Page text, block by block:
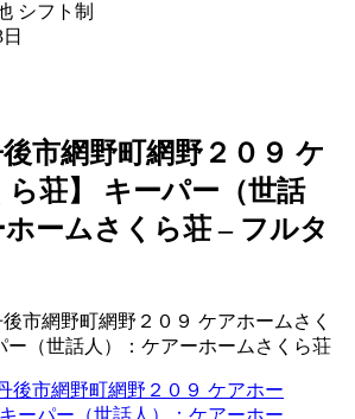
シフト制
後市網野町網野２０９ ケ
荘】 キーパー（世話
ームさくら荘 – フルタ
市網野町網野２０９ ケアホームさく
ー（世話人）：ケアーホームさくら荘